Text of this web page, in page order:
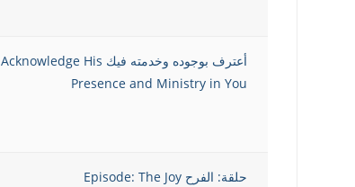
أعترف بوجوده وخدمته فيك Acknowledge His
Presence and Ministry in You
حلقة: الفرح Episode: The Joy